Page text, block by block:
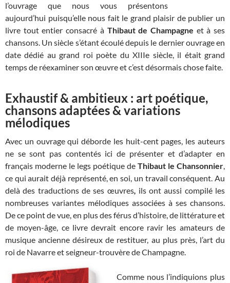
l’ouvrage que nous vous présentons
aujourd’hui puisqu’elle nous fait le grand plaisir de publier un
livre tout entier consacré à Thibaut de Champagne et à ses
chansons. Un siècle s’étant écoulé depuis le dernier ouvrage en
date dédié au grand roi poète du XIIIe siècle, il était grand
temps de réexaminer son œuvre et c’est désormais chose faite.
Exhaustif & ambitieux : art poétique,
chansons adaptées & variations
mélodiques
Avec un ouvrage qui déborde les huit-cent pages, les auteurs
ne se sont pas contentés ici de présenter et d’adapter en
français moderne le legs poétique de Thibaut le Chansonnier,
ce qui aurait déjà représenté, en soi, un travail conséquent. Au
delà des traductions de ses œuvres, ils ont aussi compilé les
nombreuses variantes mélodiques associées à ses chansons.
De ce point de vue, en plus des férus d’histoire, de littérature et
de moyen-âge, ce livre devrait encore ravir les amateurs de
musique ancienne désireux de restituer, au plus près, l’art du
roi de Navarre et seigneur-trouvère deChampagne.
Comme nous l’indiquions plus